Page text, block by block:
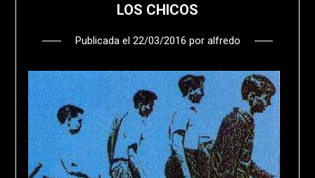
LOS CHICOS
Publicada el 22/03/2016 por alfredo